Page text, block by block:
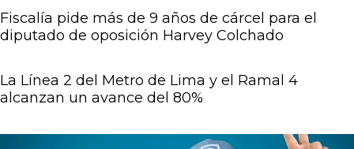
Fiscalía pide más de 9 años de cárcel para el
diputado de oposición Harvey Colchado
La Línea 2 del Metro de Lima y el Ramal 4
alcanzan un avance del 80%